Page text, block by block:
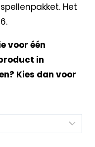
Het
voor één
in
Kies dan voor